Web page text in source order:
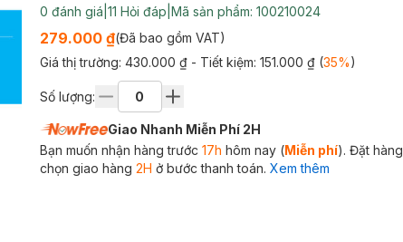
0 đánh giá 11 Hỏi đáp Mã sản phẩm: 100210024
279.000 ₫(Đã bao gồm VAT)
Giá thị trường: 430.000 ₫ - Tiết kiệm: 151.000 ₫(35%)
Số lượng:
Giao Nhanh Miễn Phí 2H
Bạn muốn nhận hàng trước 17h hôm nay (Miễn phí). Đặt
chọn giao hàng 2H ở bước thanh toán. Xem thêm